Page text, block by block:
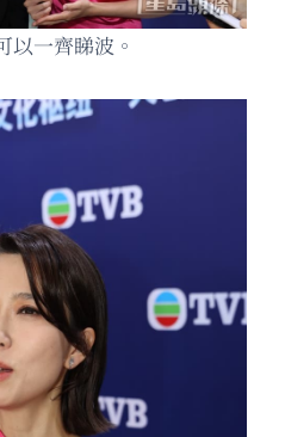
以一齊睇波。